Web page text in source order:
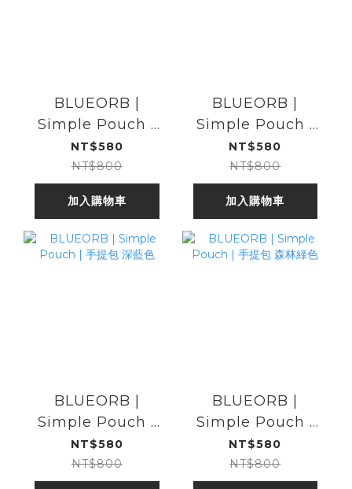
BLUEORB |
Simple Pouch |
手提包 薰衣草灰色
NT$580
NT$800
加入購物車
BLUEORB |
Simple Pouch |
手提包 紫色
NT$580
NT$800
加入購物車
BLUEORB |
Simple Pouch |
手提包 深藍色
NT$580
NT$800
BLUEORB |
Simple Pouch |
手提包 森林綠色
NT$580
NT$800